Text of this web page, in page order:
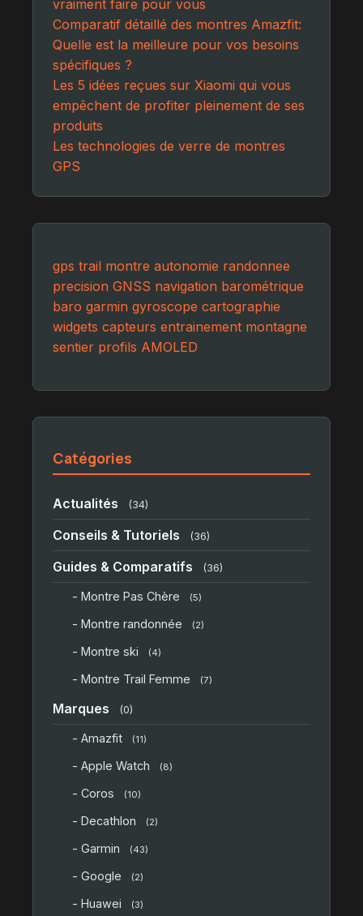
vraiment faire pour vous
Comparatif détaillé des montres Amazfit:
Quelle est la meilleure pour vos besoins
spécifiques ?
Les 5 idées reçues sur Xiaomi qui vous
empêchent de profiter pleinement de ses
produits
Les technologies de verre de montres
GPS
gps trail montre autonomie randonnee
precision GNSS navigation barométrique
baro garmin gyroscope cartographie
widgets capteurs entrainement montagne
sentier profils AMOLED
Catégories
Actualités (34)
Conseils & Tutoriels (36)
Guides & Comparatifs (36)
- Montre Pas Chère (5)
- Montre randonnée (2)
- Montre ski (4)
- Montre Trail Femme (7)
Marques (0)
- Amazfit (11)
- Apple Watch (8)
- Coros (10)
- Decathlon (2)
- Garmin (43)
- Google (2)
- Huawei (3)